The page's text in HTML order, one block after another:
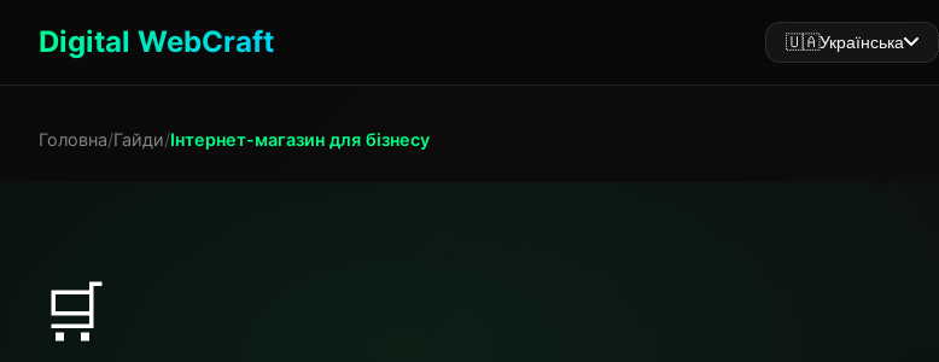
Digital WebCraft 🇺🇦Українська
Головна/Гайди/Інтернет-магазин для бізнесу
🛒